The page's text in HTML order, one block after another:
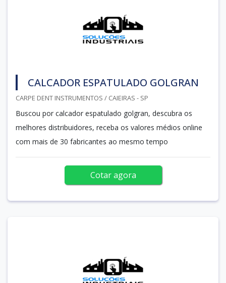
CALCADOR ESPATULADO GOLGRAN
CARPE DENT INSTRUMENTOS / CAIEIRAS - SP
Buscou por calcador espatulado golgran, descubra os
melhores distribuidores, receba os valores médios online
com mais de 30 fabricantes ao mesmo tempo
Cotar agora